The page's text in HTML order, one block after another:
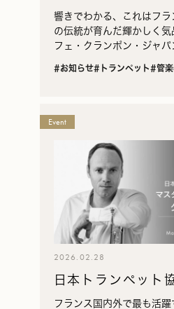
ーム ｜ French
Showroom
響きでわかる、これはフ
の伝統が育んだ輝かしく
フェ・クランポン・ジャ
ルトワ〉と〈アドリアン・
#お知らせ#トランペット#管楽
Event
2026.02.28
日本トランペット
スタークラス・ク
フランス国内外で最も活